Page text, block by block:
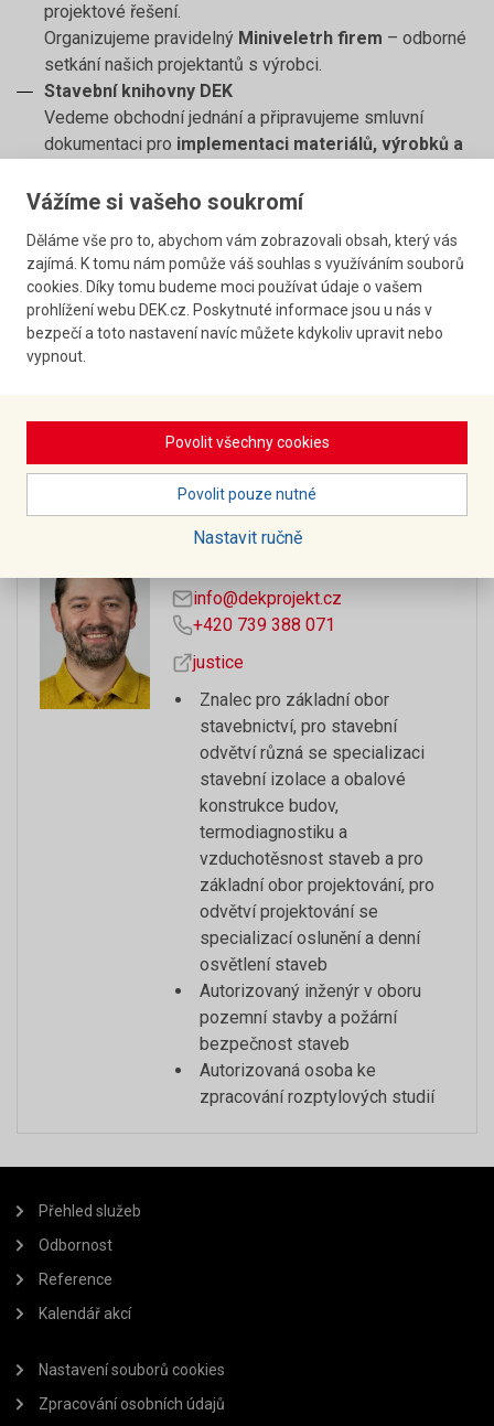
projektové řešení.
Organizujeme pravidelný Miniveletrh firem – odborné
setkání našich projektantů s výrobci.
Stavební knihovny DEK
Vedeme obchodní jednání a připravujeme smluvní
dokumentaci pro implementaci materiálů, výrobků a
DEKSOFT
zařazení výrobků a materiálů do digitálních katalogů
softwaru DEKSOFT.
Konfigurátor rodinných domů G SERVIS
Jednáme o zařazení materiálů, systémů a skladeb do
interaktivního konfigurátoru
Kontakty
info@dekprojekt.cz
+420 739 388 071
justice
Znalec pro základní obor
stavebnictví, pro stavební
odvětví různá se specializaci
stavební izolace a obalové
konstrukce budov,
termodiagnostiku a
vzduchotěsnost staveb a pro
základní obor projektování, pro
odvětví projektování se
specializací oslunění a denní
osvětlení staveb
Autorizovaný inženýr v oboru
pozemní stavby a požární
bezpečnost staveb
Autorizovaná osoba ke
zpracování rozptylových studií
Přehled služeb
Odbornost
Reference
Kalendář akcí
Nastavení souborů cookies
Zpracování osobních údajů
Vážíme si vašeho soukromí
Děláme vše pro to, abychom vám zobrazovali obsah, který vás
zajímá. K tomu nám pomůže váš souhlas s využíváním souborů
cookies. Díky tomu budeme moci používat údaje o vašem
prohlížení webu DEK.cz. Poskytnuté informace jsou u nás v
bezpečí a toto nastavení navíc můžete kdykoliv upravit nebo
vypnout.
Povolit všechny cookies
Povolit pouze nutné
Nastavit ručně